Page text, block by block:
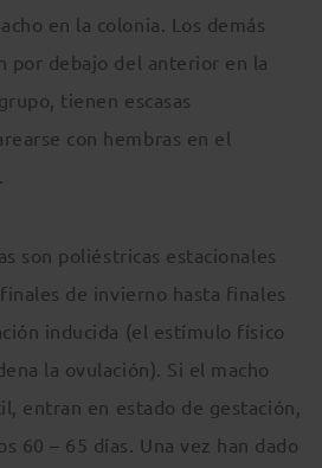
en la colonia. Los demás
por debajo del anterior en la
tienen escasas
con hembras en el
son poliéstricas estacionales
de invierno hasta finales
inducida (el estímulo físico
la ovulación). Si el macho
entran en estado de gestación,
60 – 65 días. Una vez han dado